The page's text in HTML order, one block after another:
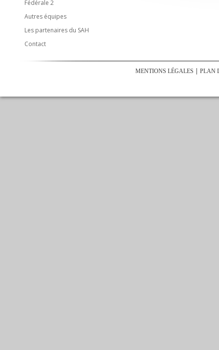
Fédérale 2
Autres équipes
Les partenaires du SAH
Contact
MENTIONS LÉGALES PLAN